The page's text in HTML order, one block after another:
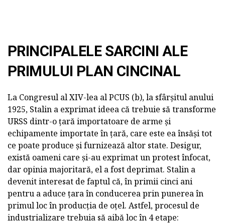
PRINCIPALELE SARCINI ALE
PRIMULUI PLAN CINCINAL
La Congresul al XIV-lea al PCUS (b), la sfârșitul anului
1925, Stalin a exprimat ideea că trebuie să transforme
URSS dintr-o țară importatoare de arme și
echipamente importate în țară, care este ea însăși tot
ce poate produce și furnizează altor state. Desigur,
există oameni care și-au exprimat un protest înfocat,
dar opinia majoritară, el a fost deprimat. Stalin a
devenit interesat de faptul că, în primii cinci ani
pentru a aduce țara în conducerea prin punerea în
primul loc în producția de oțel. Astfel, procesul de
industrializare trebuia să aibă loc în 4 etape: